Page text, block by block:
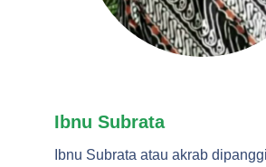
Ibnu Subrata
Ibnu Subrata atau akrab